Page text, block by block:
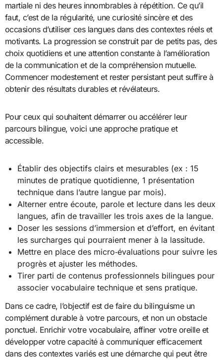
martiale ni des heures innombrables à répétition. Ce qu’il
faut, c’est de la régularité, une curiosité sincère et des
occasions d’utiliser ces langues dans des contextes réels et
motivants. La progression se construit par de petits pas, des
choix quotidiens et une attention constante à l’amélioration
de la communication et de la compréhension mutuelle.
Commencer modestement et rester persistant peut suffire à
obtenir des résultats durables et révélateurs.
Pour ceux qui souhaitent démarrer ou accélérer leur
parcours bilingue, voici une approche pratique et
accessible.
Établir des objectifs clairs et mesurables (ex : 15
minutes de pratique quotidienne, 1 présentation
technique dans l’autre langue par mois).
Alterner entre écoute, parole et lecture dans les deux
langues, afin de travailler les trois axes de la langue.
Doser les sessions d’immersion et d’effort, en évitant
les surcharges qui pourraient mener à la lassitude.
Mettre en place des micro‑évaluations pour suivre les
progrès et ajuster les méthodes.
Tirer parti de contenus professionnels bilingues pour
associer vocabulaire technique et sens pratique.
Dans ce cadre, l’objectif est de faire du bilinguisme un
complément durable à votre parcours, et non un obstacle
ponctuel. Enrichir votre vocabulaire, affiner votre oreille et
développer votre capacité à communiquer efficacement
dans des contextes variés est une démarche qui peut être